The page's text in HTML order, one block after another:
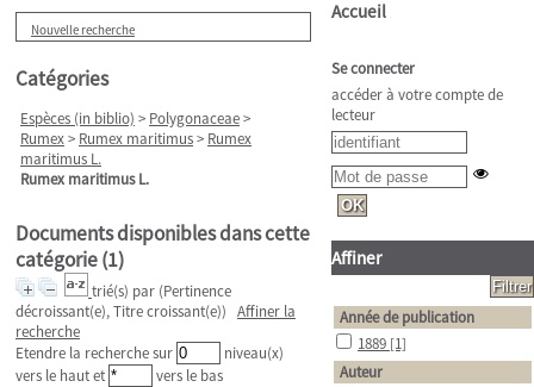
Nouvelle recherche
Catégories
Espèces (in biblio) > Polygonaceae>
Rumex> Rumex maritimus> Rumex
maritimus L.
Rumex maritimus L.
Documents disponibles dans cette
catégorie (1)
trié(s) par (Pertinence
décroissant(e), Titre croissant(e)) Affiner la
recherche
Etendre la recherche sur
niveau(x)
vers le haut et
vers le bas
Accueil
Se connecter
accéder à votre compte de
lecteur
Affiner
Année de publication
1889 [1]
Auteur